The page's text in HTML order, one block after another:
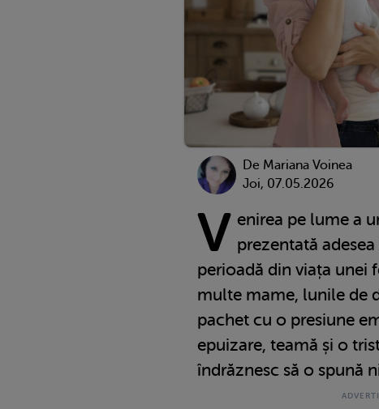
De Mariana Voinea
Joi, 07.05.2026
V enirea pe lume a
prezentată
perioadă din viața unei
multe mame, lunile de
pachet cu o presiune
epuizare, teamă și o
îndrăznesc să o spună